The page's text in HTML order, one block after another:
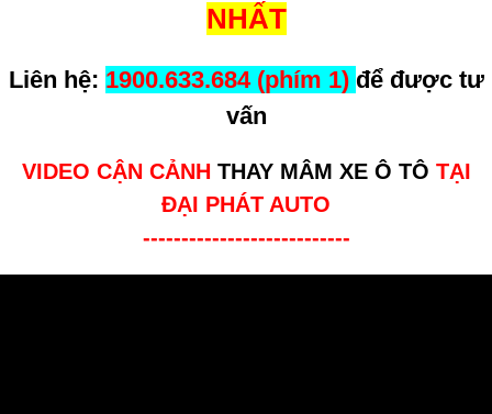
NHẤT
Liên hệ: 1900.633.684 (phím 1) để được tư
vấn
VIDEO CẬN CẢNH THAY MÂM XE Ô TÔ TẠI
ĐẠI PHÁT AUTO
---------------------------